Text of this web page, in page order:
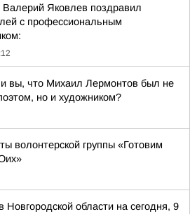
Валерий Яковлев поздравил
с профессиональным
вы, что Михаил Лермонтов был не
но и художником?
волонтерской группы «Готовим
Новгородской области на сегодня, 9